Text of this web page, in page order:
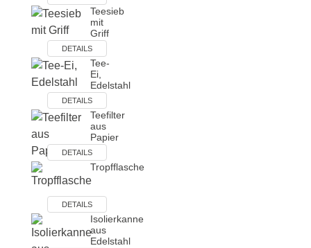
Teesieb
mit
Griff
DETAILS
Tee-
Ei,
Edelstahl
DETAILS
Teefilter
aus
Papier
DETAILS
Tropfflasche
DETAILS
Isolierkanne
aus
Edelstahl